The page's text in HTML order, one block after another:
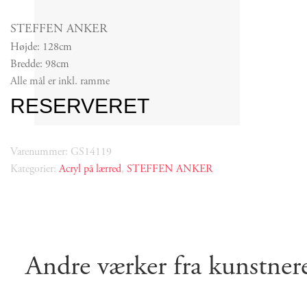
STEFFEN ANKER
Højde: 128cm
Bredde: 98cm
Alle mål er inkl. ramme
RESERVERET
Varenummer: GS14119
Kategorier:Acryl på lærred, STEFFEN ANKER
Andre værker fra